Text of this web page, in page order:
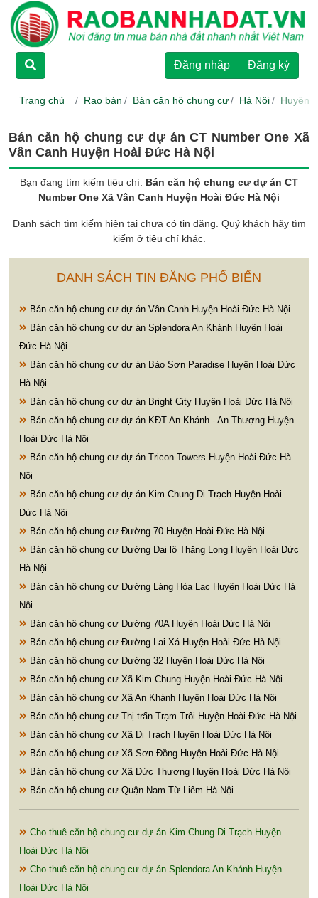
Đăng nhập Đăng ký
Trang chủ Rao bán Bán căn hộ chung cư Hà Nội Huyện
Bán căn hộ chung cư dự án CT Number One Xã
Vân Canh Huyện Hoài Đức Hà Nội
Bạn đang tìm kiếm tiêu chí: Bán căn hộ chung cư dự án CT
Number One Xã Vân Canh Huyện Hoài Đức Hà Nội
Danh sách tìm kiếm hiện tại chưa có tin đăng. Quý khách hãy tìm
kiếm ở tiêu chí khác.
DANH SÁCH TIN ĐĂNG PHỔ BIẾN
Bán căn hộ chung cư dự án Vân Canh Huyện Hoài Đức Hà Nội
Bán căn hộ chung cư dự án Splendora An Khánh Huyện Hoài
Đức Hà Nội
Bán căn hộ chung cư dự án Bảo Sơn Paradise Huyện Hoài Đức
Hà Nội
Bán căn hộ chung cư dự án Bright City Huyện Hoài Đức Hà Nội
Bán căn hộ chung cư dự án KĐT An Khánh - An Thượng Huyện
Hoài Đức Hà Nội
Bán căn hộ chung cư dự án Tricon Towers Huyện Hoài Đức Hà
Nội
Bán căn hộ chung cư dự án Kim Chung Di Trạch Huyện Hoài
Đức Hà Nội
Bán căn hộ chung cư Đường 70 Huyện Hoài Đức Hà Nội
Bán căn hộ chung cư Đường Đại lộ Thăng Long Huyện Hoài Đức
Hà Nội
Bán căn hộ chung cư Đường Láng Hòa Lạc Huyện Hoài Đức Hà
Nội
Bán căn hộ chung cư Đường 70A Huyện Hoài Đức Hà Nội
Bán căn hộ chung cư Đường Lai Xá Huyện Hoài Đức Hà Nội
Bán căn hộ chung cư Đường 32 Huyện Hoài Đức Hà Nội
Bán căn hộ chung cư Xã Kim Chung Huyện Hoài Đức Hà Nội
Bán căn hộ chung cư Xã An Khánh Huyện Hoài Đức Hà Nội
Bán căn hộ chung cư Thị trấn Trạm Trôi Huyện Hoài Đức Hà Nội
Bán căn hộ chung cư Xã Di Trạch Huyện Hoài Đức Hà Nội
Bán căn hộ chung cư Xã Sơn Đồng Huyện Hoài Đức Hà Nội
Bán căn hộ chung cư Xã Đức Thượng Huyện Hoài Đức Hà Nội
Bán căn hộ chung cư Quận Nam Từ Liêm Hà Nội
Cho thuê căn hộ chung cư dự án Kim Chung Di Trạch Huyện
Hoài Đức Hà Nội
Cho thuê căn hộ chung cư dự án Splendora An Khánh Huyện
Hoài Đức Hà Nội
TRANG CHỦ
CHO THUÊ
LIÊN HỆ